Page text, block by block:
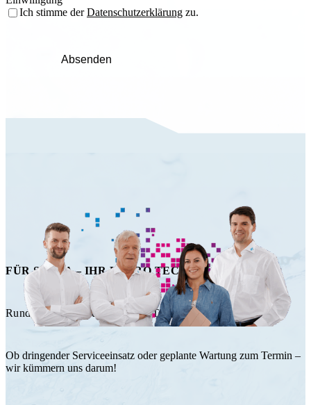
Ich stimme derDatenschutzerklärung zu.
Absenden
FÜR SIE DA – IHR HAPRO TECHNIK TEAM!
Rundum Service durch das HT Team.
Ob dringender Serviceeinsatz oder geplante Wartung zum Termin –
wir kümmern uns darum!